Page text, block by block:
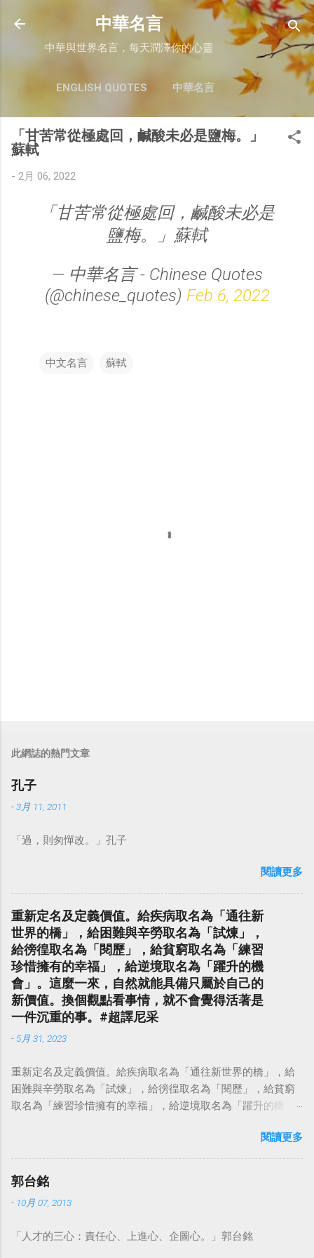
跳至主要內容
中華名言
中華與世界名言，每天潤澤你的心靈
ENGLISH QUOTES 中華名言
「甘苦常從極處回，鹹酸未必是鹽梅。」
蘇軾
- 2月 06, 2022
「甘苦常從極處回，鹹酸未必是
鹽梅。」蘇軾
— 中華名言 - Chinese Quotes
(@chinese_quotes) Feb 6, 2022
中文名言 蘇軾
此網誌的熱門文章
孔子
-3月 11, 2011
「過，則匆憚改。」孔子
閱讀更多
重新定名及定義價值。給疾病取名為「通往新
世界的橋」，給困難與辛勞取名為「試煉」，
給徬徨取名為「閱歷」，給貧窮取名為「練習
珍惜擁有的幸福」，給逆境取名為「躍升的機
會」。這麼一來，自然就能具備只屬於自己的
新價值。換個觀點看事情，就不會覺得活著是
一件沉重的事。#超譯尼采
- 5月 31, 2023
重新定名及定義價值。給疾病取名為「通往新世界的橋」，給
困難與辛勞取名為「試煉」，給徬徨取名為「閱歷」，給貧窮
取名為「練習珍惜擁有的幸福」，給逆境取名為「躍升的機
點看事情，就不會覺得活著是一件沉重的事。#超譯尼采 — 中
華名言 - Chinese Quotes (@chinese_quotes) May 23, 2023
閱讀更多
郭台銘
- 10月 07, 2013
「人才的三心：責任心、上進心、企圖心。」郭台銘